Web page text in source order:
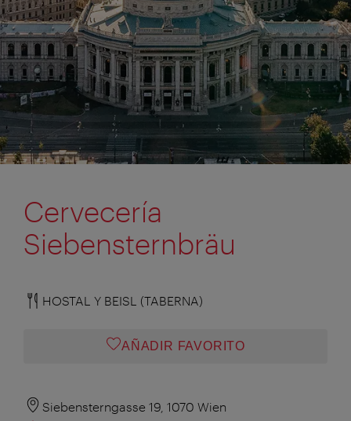
Cervecería
Siebensternbräu
HOSTAL Y BEISL (TABERNA)
AÑADIR FAVORITO
Siebensterngasse 19, 1070 Wien